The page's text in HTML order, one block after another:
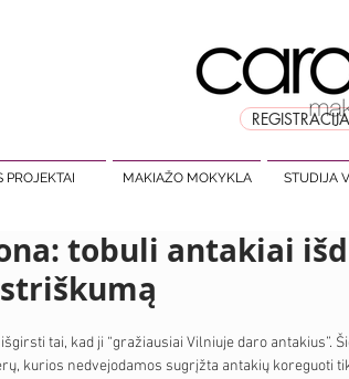
PROJEKTAI MAKIAŽO MOKYKLA STUDIJA
tobuli antakiai
tai, kad ji “gražiausiai Vilniuje daro antakius”.
kurios nedvejodamos sugrįžta antakių koreguoti